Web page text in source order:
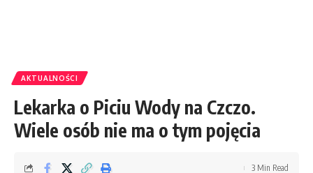
AKTUALNOŚCI
Lekarka o Piciu Wody na Czczo.
Wiele osób nie ma o tym pojęcia
3 Min Read